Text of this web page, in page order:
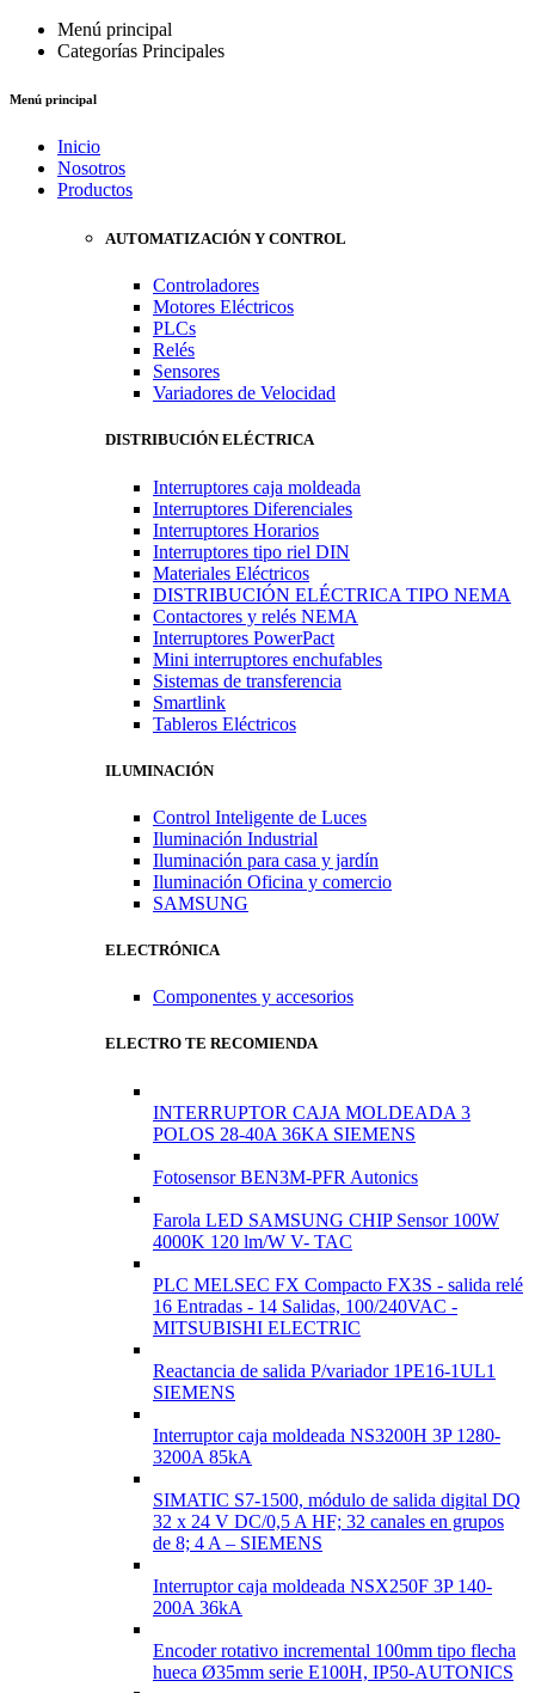
Menú principal
Categorías Principales
Menú principal
Inicio
Nosotros
Productos
AUTOMATIZACIÓN Y CONTROL
Controladores
Motores Eléctricos
PLCs
Relés
Sensores
Variadores de Velocidad
DISTRIBUCIÓN ELÉCTRICA
Interruptores caja moldeada
Interruptores Diferenciales
Interruptores Horarios
Interruptores tipo riel DIN
Materiales Eléctricos
DISTRIBUCIÓN ELÉCTRICA TIPO NEMA
Contactores y relés NEMA
Interruptores PowerPact
Mini interruptores enchufables
Sistemas de transferencia
Smartlink
Tableros Eléctricos
ILUMINACIÓN
Control Inteligente de Luces
Iluminación Industrial
Iluminación para casa y jardín
Iluminación Oficina y comercio
SAMSUNG
ELECTRÓNICA
Componentes y accesorios
ELECTRO TE RECOMIENDA
INTERRUPTOR CAJA MOLDEADA 3
POLOS 28-40A 36KA SIEMENS
Fotosensor BEN3M-PFR Autonics
Farola LED SAMSUNG CHIP Sensor 100W
4000K 120 lm/W V- TAC
PLC MELSEC FX Compacto FX3S - salida relé
16 Entradas - 14 Salidas, 100/240VAC -
MITSUBISHI ELECTRIC
Reactancia de salida P/variador 1PE16-1UL1
SIEMENS
Interruptor caja moldeada NS3200H 3P 1280-
3200A 85kA
SIMATIC S7-1500, módulo de salida digital DQ
32 x 24 V DC/0,5 A HF; 32 canales en grupos
de 8; 4 A – SIEMENS
Interruptor caja moldeada NSX250F 3P 140-
200A 36kA
Encoder rotativo incremental 100mm tipo flecha
hueca Ø35mm serie E100H, IP50-AUTONICS